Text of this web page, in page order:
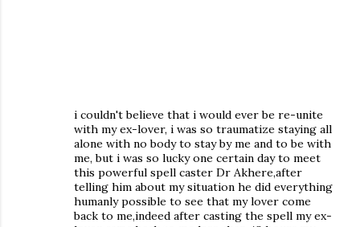
i couldn't believe that i would ever be re-unite
with my ex-lover, i was so traumatize staying all
alone with no body to stay by me and to be with
me, but i was so lucky one certain day to meet
this powerful spell caster Dr Akhere,after
telling him about my situation he did everything
humanly possible to see that my lover come
back to me,indeed after casting the spell my ex-